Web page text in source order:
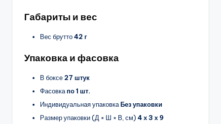
Габариты и вес
Вес брутто42 г
Упаковка и фасовка
В боксе 27 штук
Фасовкапо 1 шт.
Индивидуальная упаковкаБез упаковки
Размер упаковки (Д × Ш × В, см) 4 х 3 х 9